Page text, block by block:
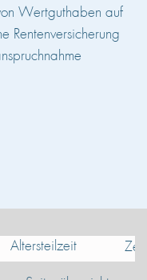
Wertguthaben auf
Rentenversicherung
Altersteilzeit